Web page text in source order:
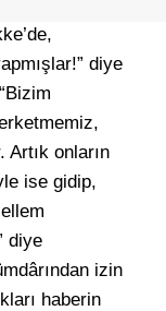
diye
Artık onların
ise gidip,
diye
izin
haberin